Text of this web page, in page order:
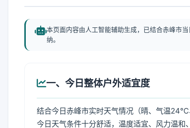
本页面内容由人工智能辅助生成，已结合赤峰市
纳。
一、今日整体户外适宜度
结合今日赤峰市实时天气情况（晴、气温24℃
今日天气条件十分舒适，温度适宜、风力温